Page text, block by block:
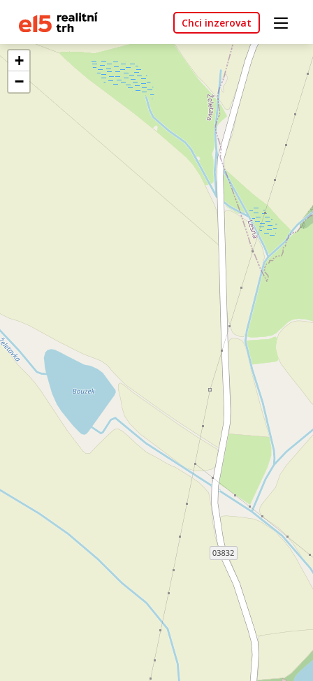
Chci inzerovat
+
−